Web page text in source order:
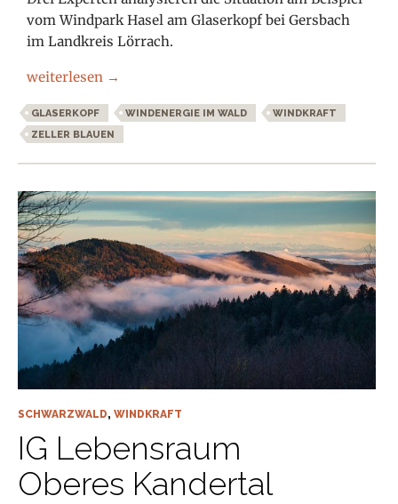
vom Windpark Hasel am Glaserkopf bei Gersbach
im Landkreis Lörrach.
Windenergieanlagen im Wald
weiterlesen →
GLASERKOPF WINDENERGIE IM WALD
WINDKRAFT
ZELLER BLAUEN
SCHWARZWALD, WINDKRAFT
IG Lebensraum
Oberes Kandertal